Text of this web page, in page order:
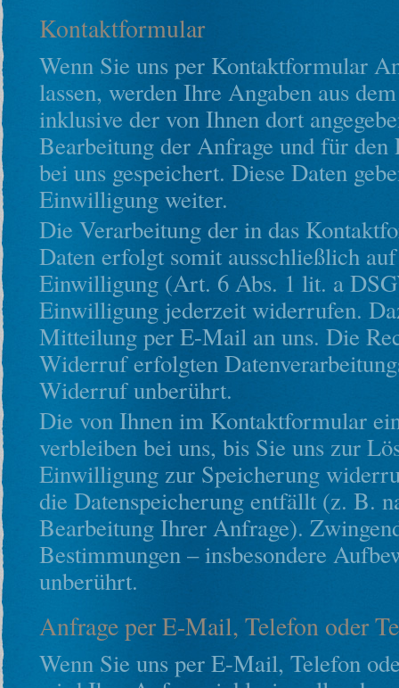
Kontaktformular
Wenn Sie uns per Kontaktformular
lassen, werden Ihre Angaben aus
inklusive der von Ihnen dort
Bearbeitung der Anfrage und für den
bei uns gespeichert. Diese Daten
Einwilligung weiter.
Die Verarbeitung der in das
Daten erfolgt somit ausschließlich
Einwilligung (Art. 6 Abs. 1 lit. a
Einwilligung jederzeit widerrufen.
Mitteilung per E-Mail an uns. Die
Widerruf erfolgten
Widerruf unberührt.
Die von Ihnen im Kontaktformular
verbleiben bei uns, bis Sie uns zur
Einwilligung zur Speicherung
die Datenspeicherung entfällt (z. B.
Bearbeitung Ihrer Anfrage).
Bestimmungen – insbesondere
unberührt.
Anfrage per E-Mail, Telefon oder
Wenn Sie uns per E-Mail, Telefon